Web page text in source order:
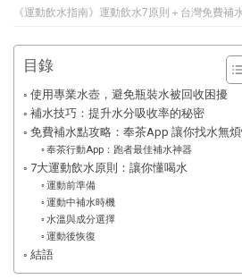
《運動飲水指南》運動飲水7原則＋台灣免費補
目錄
使用專業水壺，避免瓶裝水被回收困擾
補水技巧：提升水分吸收率的秘密
免費補水點攻略：奉茶App 讓你找水無
奉茶行動App：跑者最佳補水神器
7大運動飲水原則：讓你懂喝水
運動前準備
運動中補水時機
水溫與成分選擇
運動後恢復
結語